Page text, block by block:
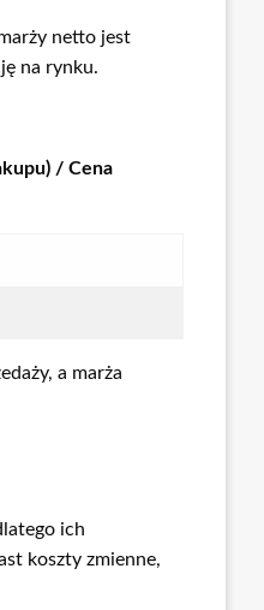
netto jest
na rynku.
/ Cena
a marża
ich
koszty zmienne,